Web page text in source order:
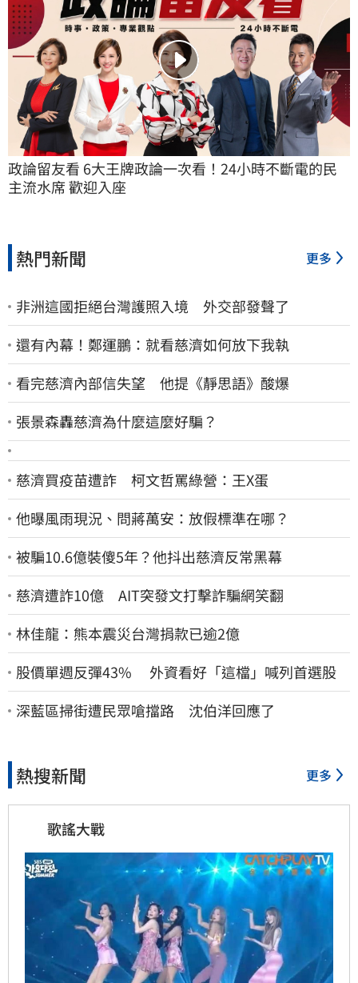
政論留友看 6大王牌政論一次看！24小時不斷電的民
主流水席 歡迎入座
熱門新聞 更多
非洲這國拒絕台灣護照入境 外交部發聲了
還有內幕！鄭運鵬：就看慈濟如何放下我執
看完慈濟內部信失望 他提《靜思語》酸爆
張景森轟慈濟為什麼這麼好騙？
慈濟買疫苗遭詐 柯文哲罵綠營：王X蛋
他曝風雨現況、問蔣萬安：放假標準在哪？
被騙10.6億裝傻5年？他抖出慈濟反常黑幕
慈濟遭詐10億 AIT突發文打擊詐騙網笑翻
林佳龍：熊本震災台灣捐款已逾2億
股價單週反彈43% 外資看好「這檔」喊列首選股
深藍區掃街遭民眾嗆擋路 沈伯洋回應了
熱搜新聞 更多
歌謠大戰